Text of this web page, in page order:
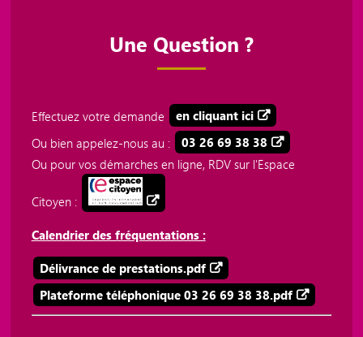
Une Question ?
Effectuez votre demande
en cliquant ici
Ou bien appelez-nous au :
03 26 69 38 38
Ou pour vos démarches en ligne, RDV sur l'Espace
Citoyen :
Calendrier des fréquentations :
Délivrance de prestations.pdf
Plateforme téléphonique 03 26 69 38 38.pdf